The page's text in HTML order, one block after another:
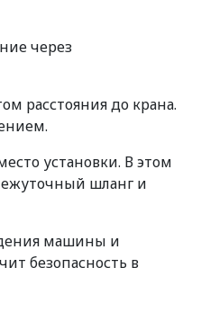
через
расстояния до крана.
установки. В этом
шланг и
машины и
безопасность в